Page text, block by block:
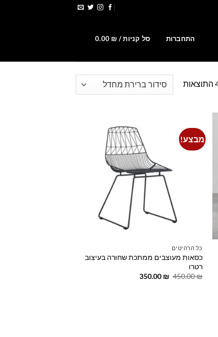
התחברות סל קניות / 0.00 ₪
מבצע!
כל הרהיטים
כסאות מעוצבים ממתכת שחורה בעיצוב
רטרו
450.00₪
המחיר
350.00 ₪
המחיר